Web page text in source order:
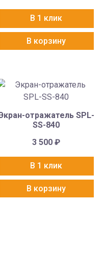
В 1 клик
В корзину
отражатель SPL-
SS-840
3 500₽
В 1 клик
В корзину